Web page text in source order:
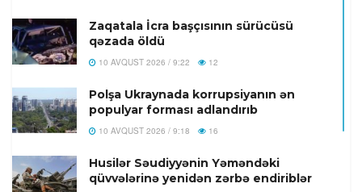
Zaqatala İcra başçısının sürücüsü
qəzada öldü
10 AVQUST 2026 / 9:22 12
Polşa Ukraynada korrupsiyanın ən
populyar forması adlandırıb
10 AVQUST 2026 / 9:18 16
Husilər Səudiyyənin Yəməndəki
qüvvələrinə yenidən zərbə endiriblər